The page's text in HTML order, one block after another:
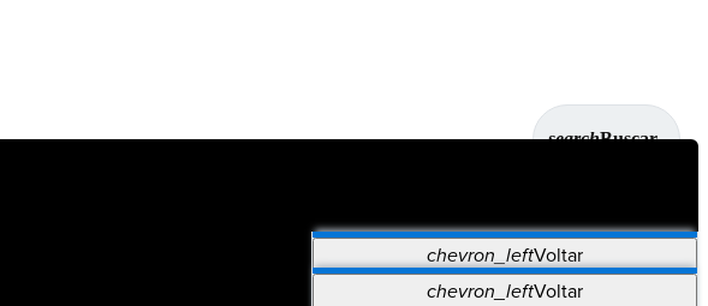
searchBuscar
chevron_leftVoltar
chevron_leftVoltar